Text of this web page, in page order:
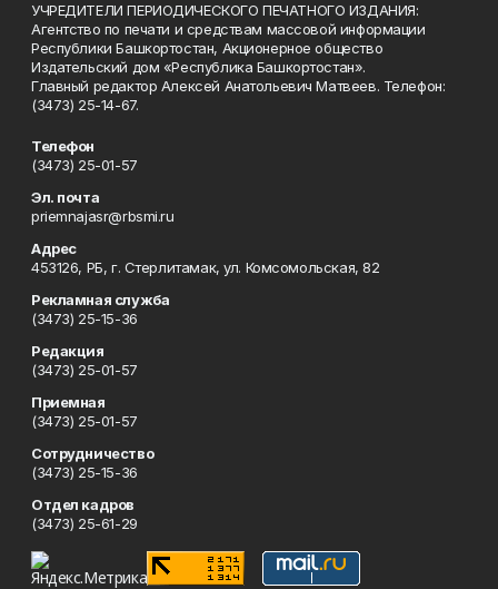
УЧРЕДИТЕЛИ ПЕРИОДИЧЕСКОГО ПЕЧАТНОГО ИЗДАНИЯ:
Агентство по печати и средствам массовой информации
Республики Башкортостан, Акционерное общество
Издательский дом «Республика Башкортостан».
Главный редактор Алексей Анатольевич Матвеев. Телефон:
(3473) 25-14-67.
Телефон
(3473) 25-01-57
Эл. почта
priemnajasr@rbsmi.ru
Адрес
453126, РБ, г. Стерлитамак, ул. Комсомольская, 82
Рекламная служба
(3473) 25-15-36
Редакция
(3473) 25-01-57
Приемная
(3473) 25-01-57
Сотрудничество
(3473) 25-15-36
Отдел кадров
(3473) 25-61-29